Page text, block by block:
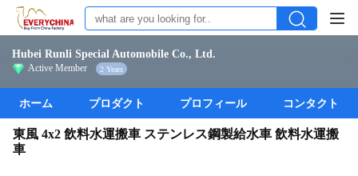
Hubei Runli Special Automobile Co., Ltd.
Active Member 2 Years
ホーム プロダクト プロフィール コンタクト
東風 4x2 飲料水運搬車 ステンレス鋼製給水車 飲料水運搬
車